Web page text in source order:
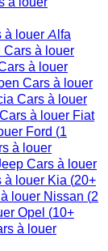
Alfa
Fiat
Ford (1
Kia (20+
Nissan (2
Opel (10+